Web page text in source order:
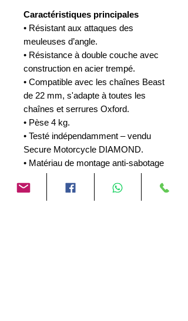
Caractéristiques principales
• Résistant aux attaques des
meuleuses d’angle.
• Résistance à double couche avec
construction en acier trempé.
• Compatible avec les chaînes Beast
de 22 mm, s'adapte à toutes les
chaînes et serrures Oxford.
• Pèse 4 kg.
• Testé indépendamment – vendu
Secure Motorcycle DIAMOND.
• Matériau de montage anti-sabotage
Matériel de montage et
instructions inclus :